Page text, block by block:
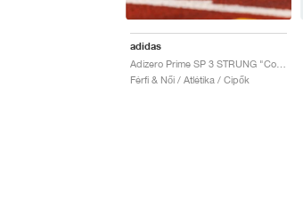
adidas
Férfi & Női / Atlétika / Cipők